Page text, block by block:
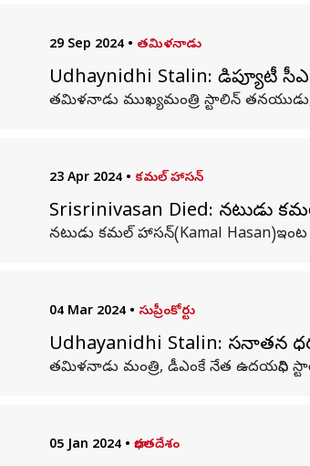
29 Sep 2024 • తమిళనాడు
Udhaynidhi Stalin: డిప్యూటీ
తమిళనాడు ముఖ్యమంత్రి స్టాలిన్
23 Apr 2024 • కమల్ హాసన్
Srisrinivasan Died: నటుడు
నటుడు కమల్ హాసన్(Kamal
04 Mar 2024 • సుప్రీంకోర్టు
Udhayanidhi Stalin: సనాతన
తమిళనాడు మంత్రి, డీఎంకే నేత ఉదయనిధి
05 Jan 2024 • భారతదేశం